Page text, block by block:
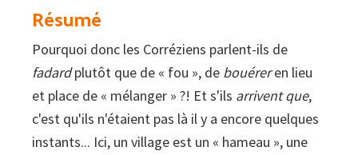
Corrèze
:
200
régionalismes
expliqués
et
Résumé
Pourquoi donc les Corréziens parlent-ils de
fadardplutôt que de « fou », de bouéreren lieu
et place de « mélanger » ?! Et s'ils arrivent que,
c'est qu'ils n'étaient pas là il y a encore quelques
instants... Ici, un village est un « hameau », une